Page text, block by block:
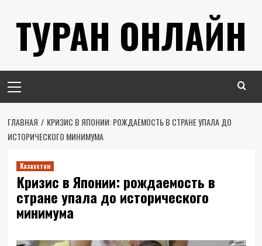
содержимому
ТУРАН ОНЛАЙН
меню
ГЛАВНАЯ
КРИЗИС В ЯПОНИИ: РОЖДАЕМОСТЬ В СТРАНЕ УПАЛА ДО
ИСТОРИЧЕСКОГО МИНИМУМА
Казахстан
Кризис в Японии: рождаемость в
стране упала до исторического
минимума